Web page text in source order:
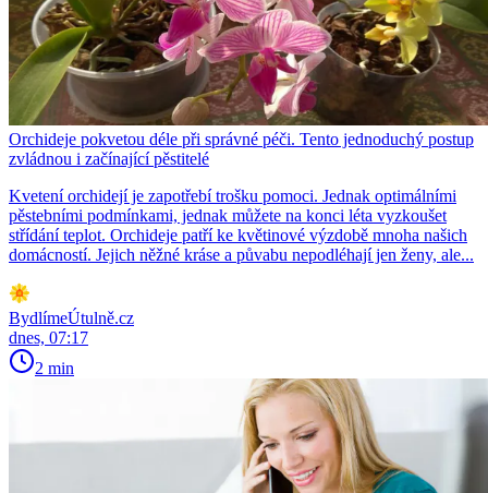
Orchideje pokvetou déle při správné péči. Tento jednoduchý postup
zvládnou i začínající pěstitelé
Kvetení orchidejí je zapotřebí trošku pomoci. Jednak optimálními
pěstebními podmínkami, jednak můžete na konci léta vyzkoušet
střídání teplot. Orchideje patří ke květinové výzdobě mnoha našich
domácností. Jejich něžné kráse a půvabu nepodléhají jen ženy, ale...
BydlímeÚtulně.cz
dnes, 07:17
2 min